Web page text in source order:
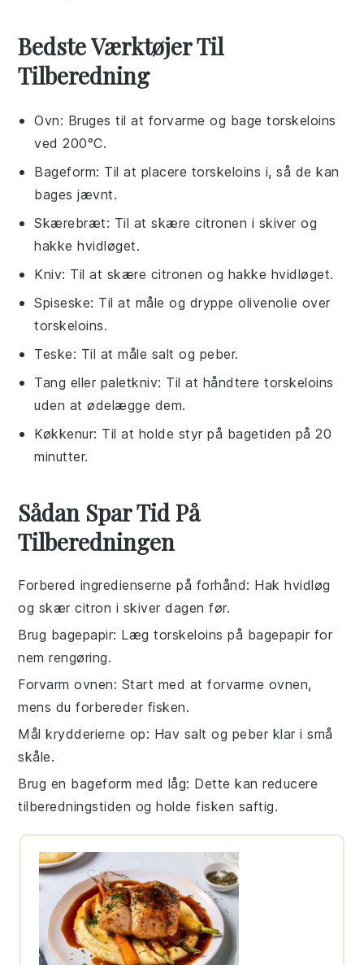
Bedste Værktøjer Til
Tilberedning
Ovn: Bruges til at forvarme og bage torskeloins
ved 200°C.
Bageform: Til at placere torskeloins i, så de kan
bages jævnt.
Skærebræt: Til at skære citronen i skiver og
hakke hvidløget.
Kniv: Til at skære citronen og hakke hvidløget.
Spiseske: Til at måle og dryppe olivenolie over
torskeloins.
Teske: Til at måle salt og peber.
Tang eller paletkniv: Til at håndtere torskeloins
uden at ødelægge dem.
Køkkenur: Til at holde styr på bagetiden på 20
minutter.
Sådan Spar Tid På
Tilberedningen
Forbered ingredienserne på forhånd: Hakhvidløg
og skærcitron i skiver dagen før.
Brug bagepapir: Lægtorskeloins på bagepapir for
nem rengøring.
Forvarm ovnen: Start med at forvarme ovnen,
mens du forbereder fisken.
Mål krydderierne op: Hav salt og peber klar i små
skåle.
Brug en bageform med låg: Dette kan reducere
tilberedningstiden og holdefisken saftig.